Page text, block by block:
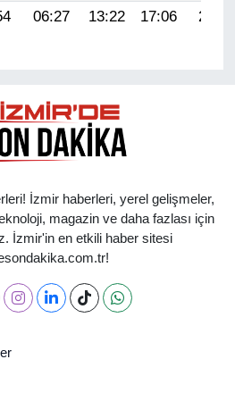
06:27 13:22 17:06 20:06
İzmir haberleri, yerel gelişmeler,
magazin ve daha fazlası için
İzmir'in en etkili haber sitesi